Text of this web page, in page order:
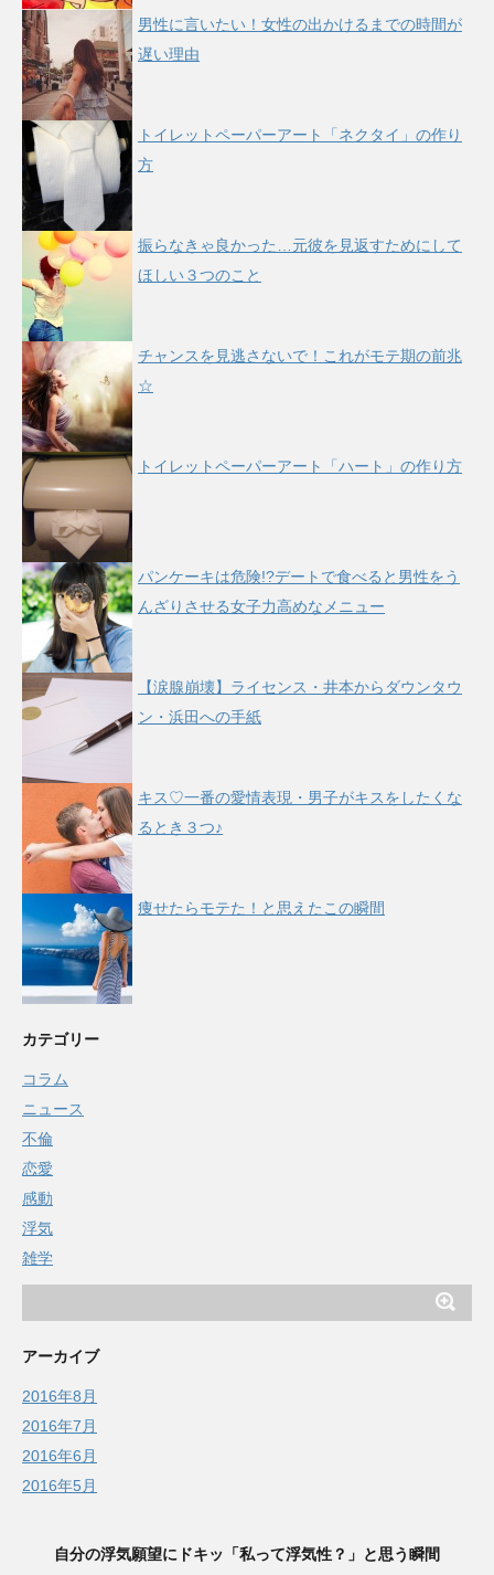
男性に言いたい！女性の出かけるまでの時間が
遅い理由
トイレットペーパーアート「ネクタイ」の作り
方
振らなきゃ良かった…元彼を見返すためにして
ほしい３つのこと
チャンスを見逃さないで！これがモテ期の前兆
☆
トイレットペーパーアート「ハート」の作り方
パンケーキは危険!?デートで食べると男性をう
んざりさせる女子力高めなメニュー
【涙腺崩壊】ライセンス・井本からダウンタウ
ン・浜田への手紙
キス♡一番の愛情表現・男子がキスをしたくな
るとき３つ♪
痩せたらモテた！と思えたこの瞬間
カテゴリー
コラム
ニュース
不倫
恋愛
感動
浮気
雑学
アーカイブ
2016年8月
2016年7月
2016年6月
2016年5月
自分の浮気願望にドキッ「私って浮気性？」と思う瞬間